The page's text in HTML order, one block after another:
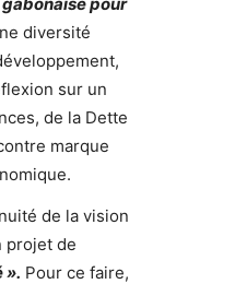
diversité
sur un
de la Dette
marque
de la vision
projet de
». Pour ce faire,